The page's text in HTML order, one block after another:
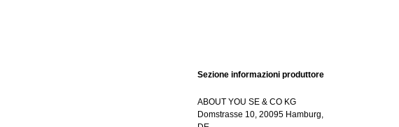
Sezione informazioni produttore
ABOUT YOU SE & CO KG
Domstrasse 10, 20095 Hamburg,